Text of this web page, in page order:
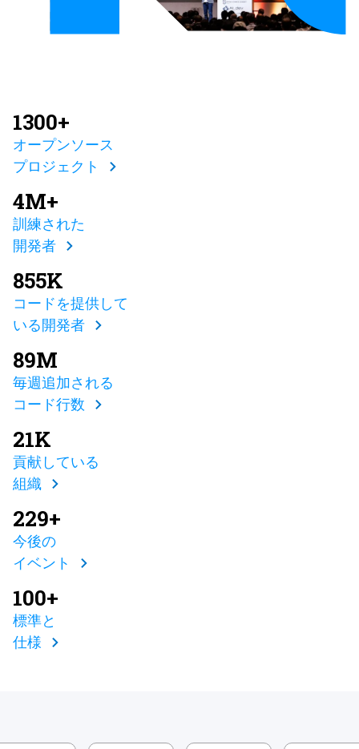
1300+
オープンソース
プロジェクト
4M+
訓練された
開発者
855K
コードを提供して
いる開発者
89M
毎週追加される
コード行数
21K
貢献している
組織
229+
今後の
イベント
100+
標準と
仕様